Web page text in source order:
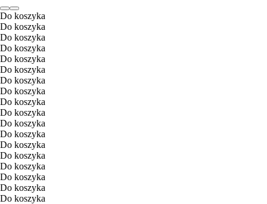
Do koszyka
Do koszyka
Do koszyka
Do koszyka
Do koszyka
Do koszyka
Do koszyka
Do koszyka
Do koszyka
Do koszyka
Do koszyka
Do koszyka
Do koszyka
Do koszyka
Do koszyka
Do koszyka
Do koszyka
Do koszyka